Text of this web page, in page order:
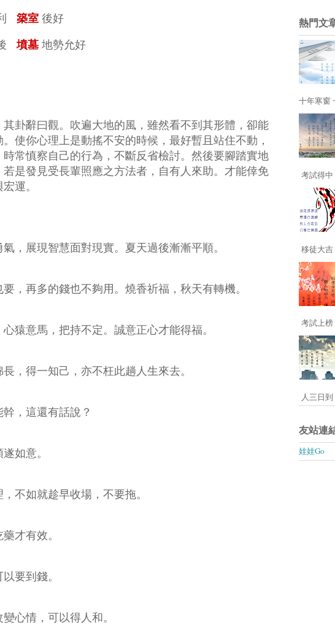
築室 後好
後墳墓 地勢允好
卦辭曰觀。吹遍大地的風，雖然看不到其形體，卻能
使你心理上是動搖不安的時候，最好暫且站住不動，
常慎察自己的行為，不斷反省檢討。然後要腳踏實地
是發見受長輩照應之方法者，自有人來助。才能倖免
運。
，展現智慧面對現實。夏天過後漸漸平順。
，再多的錢也不夠用。燒香祈福，秋天有轉機。
猿意馬，把持不定。誠意正心才能得福。
，得一知己，亦不枉此趟人生來去。
，這還有話說？
如意。
不如就趁早收場，不要拖。
才有效。
要到錢。
心情，可以得人和。
熱門文
十年寒窗
考試得
移徒大
考試上
人三日
友站連
娃娃Go